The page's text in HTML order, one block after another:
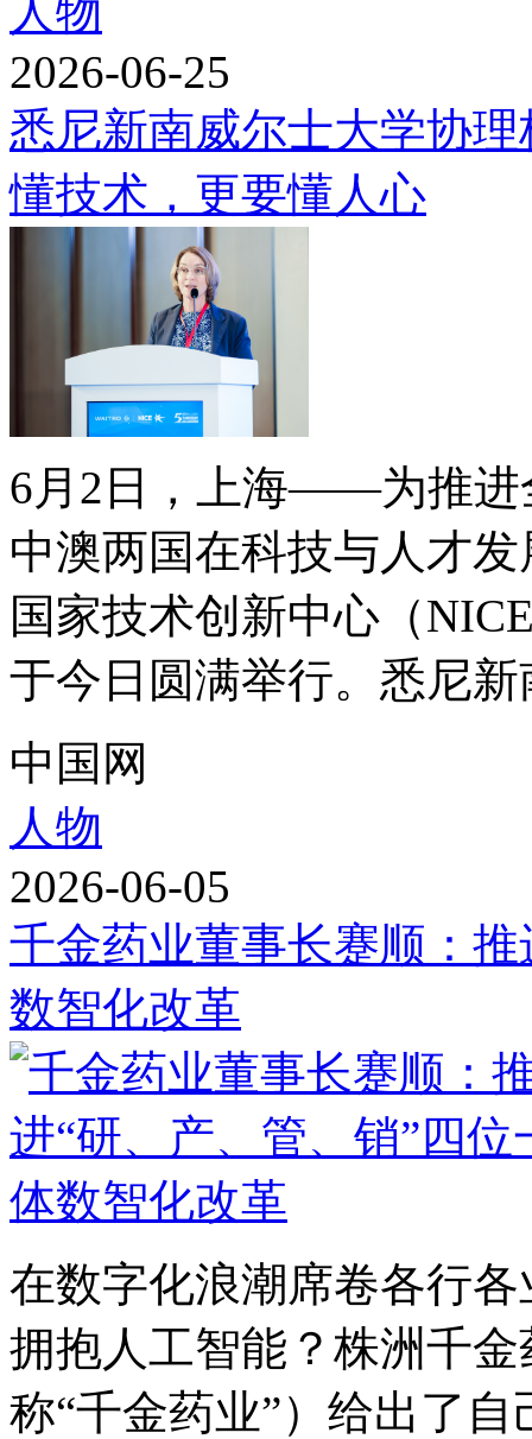
人物
2026-06-25
悉尼新南威尔士大学协
懂技术，更要懂人心
6月2日，上海——为推进
中澳两国在科技与人才
国家技术创新中心（
于今日圆满举行。悉尼
中国网
人物
2026-06-05
千金药业董事长蹇顺：
数智化改革
在数字化浪潮席卷各行
拥抱人工智能？株洲千
称“千金药业”）给出了